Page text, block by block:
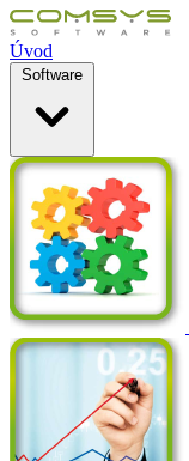
Úvod
Software